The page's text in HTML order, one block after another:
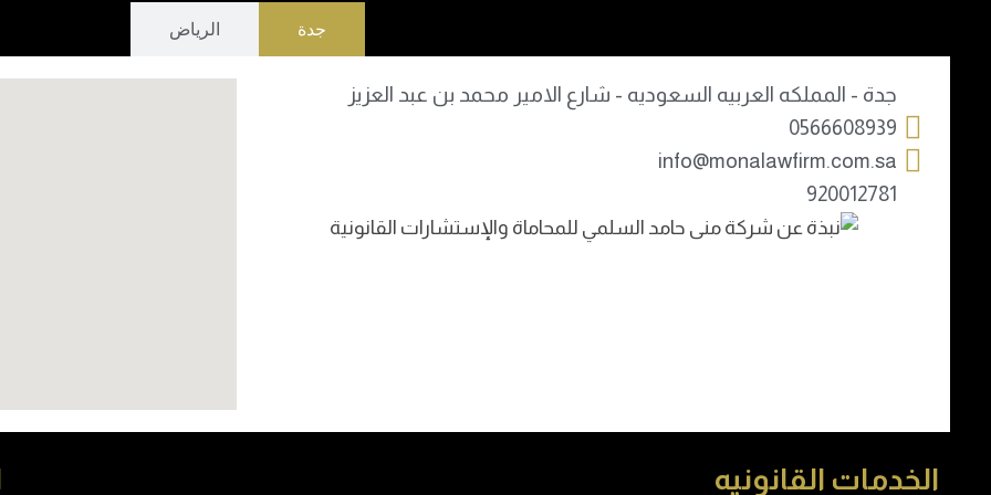
جدة الرياض
جدة - المملكه العربيه السعوديه - شارع الامير محمد بن عبد العزيز
0566608939
info@monalawfirm.com.sa
920012781
الخدمات القانونيه